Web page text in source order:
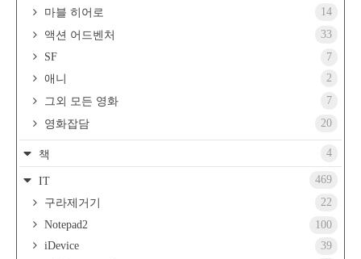
마블 히어로
14
액션 어드벤처
33
SF
7
애니
2
그외 모든 영화
7
영화잡담
20
책 4
IT
469
구라제거기
22
Notepad2
100
iDevice
39